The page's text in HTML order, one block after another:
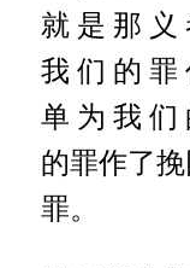
就 是 那 义
我 们 的 罪
单 为 我 们
的罪作了
罪。